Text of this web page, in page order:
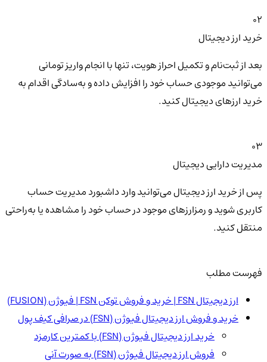
02
خرید ارز دیجیتال
بعد از ثبت‌نام و تکمیل احراز هویت، تنها با انجام واریز تومانی
می‌توانید موجودی حساب خود را افزایش داده و به‌سادگی اقدام به
خرید ارزهای دیجیتال کنید.
03
مدیریت دارایی دیجیتال
پس از خرید ارز دیجیتال می‌توانید وارد داشبورد مدیریت حساب
کاربری شوید و رمزارزهای موجود در حساب خود را مشاهده یا به‌راحتی
منتقل کنید.
فهرست مطلب
ارز دیجیتال FSN | خرید و فروش توکن FSN | فیوژن (FUSION)
خرید و فروش ارز دیجیتال فیوژن (FSN) در صرافی کیف پول
خرید ارز دیجیتال فیوژن (FSN) با کمترین کارمزد
فروش ارز دیجیتال فیوژن (FSN) به صورت آنی